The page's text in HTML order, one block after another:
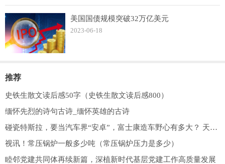
美国国债规模突破32万亿美元
2023-06-18
推荐
史铁生散文读后感50字（史铁生散文读后感800）
缅怀先烈的诗句古诗_缅怀英雄的古诗
碰瓷特斯拉，要当汽车界“安卓”，富士康造车野心有多大？ 天天速看
视讯！常压锅炉一般多少吨（常压锅炉压力是多少）
睦邻党建共同体再续新篇，深植新时代基层党建工作高质量发展